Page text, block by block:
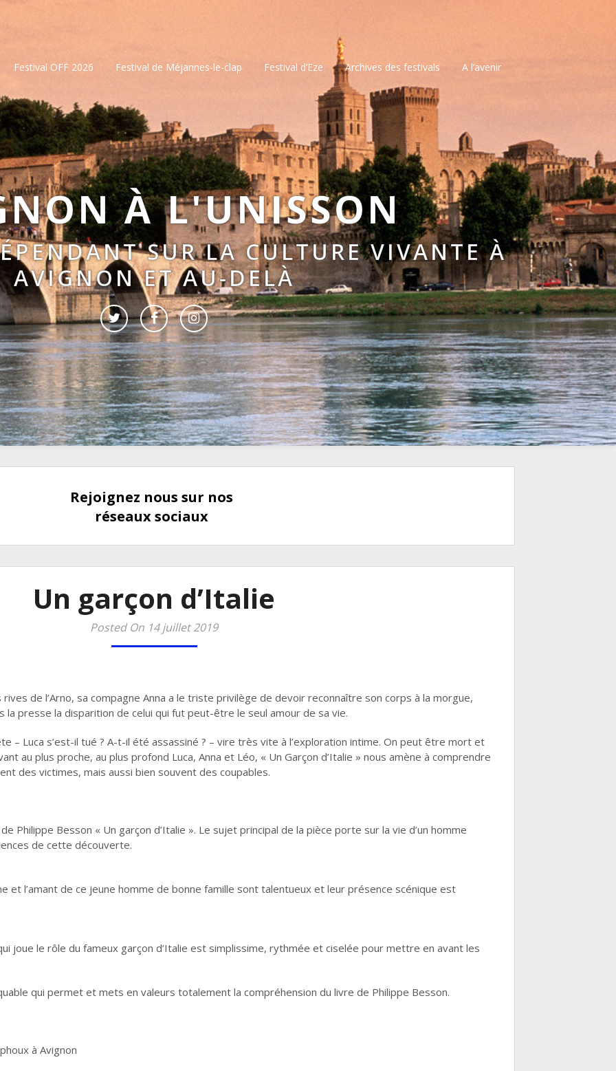
Festival OFF 2026 Festival de Méjannes-le-clap Festival d’Eze Archives des festivals A l’avenir
À L'UNISSON
SUR LA CULTURE VIVANTE À
AVIGNON ET AU-DELÀ
Rejoignez nous sur nos
réseaux sociaux
Un garçon d’Italie
Posted On 14 juillet 2019
de l’Arno, sa compagne Anna a le triste privilège de devoir reconnaître son corps à la morgue,
la presse la disparition de celui qui fut peut-être le seul amour de sa vie.
– Luca s’est-il tué ? A-t-il été assassiné ? – vire très vite à l’exploration intime. On peut être mort et
au plus proche, au plus profond Luca, Anna et Léo, « Un Garçon d’Italie » nous amène à comprendre
des victimes, mais aussi bien souvent des coupables.
Philippe Besson « Un garçon d’Italie ». Le sujet principal de la pièce porte sur la vie d’un homme
de cette découverte.
et l’amant de ce jeune homme de bonne famille sont talentueux et leur présence scénique est
joue le rôle du fameux garçon d’Italie est simplissime, rythmée et ciselée pour mettre en avant les
qui permet et mets en valeurs totalement la compréhension du livre de Philippe Besson.
à Avignon